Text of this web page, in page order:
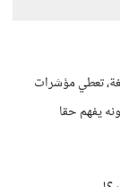
تعطي مؤشرات
يفهم حقا